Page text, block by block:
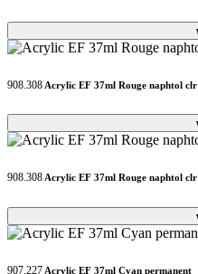
Loading...
Loading...
908.308 Acrylic EF 37ml Rouge naphtol clr
Loading...
Loading...
908.308Acrylic EF 37ml Rouge naphtol clr
Loading...
Loading...
907.227 Acrylic EF 37ml Cyan permanent